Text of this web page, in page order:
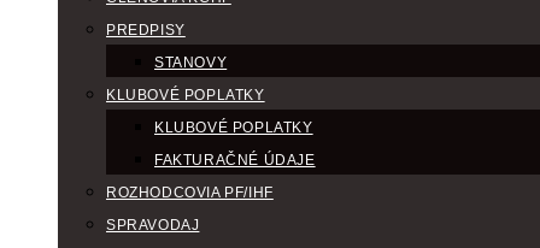
PREDPISY
STANOVY
KLUBOVÉ POPLATKY
KLUBOVÉ POPLATKY
FAKTURAČNÉ ÚDAJE
ROZHODCOVIA PF/IHF
SPRAVODAJ